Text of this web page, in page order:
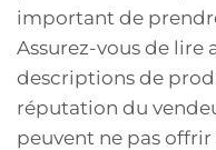
important de
Assurez-vous de lire
descriptions de
réputation du
peuvent ne pas